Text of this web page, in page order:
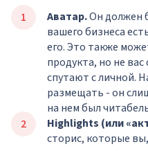
Аватар.Он должен
вашего бизнеса
его. Это также
продукта, но не
спутают с личной.
размещать - он
на нем был
Highlights (или
сторис, которые